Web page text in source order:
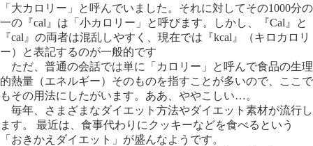
「大カロリー」と呼んでいました。それに対してその1000分の
一の『cal』は「小カロリー」と呼びます。しかし、『Cal』と
『cal』の両者は混乱しやすく、現在では『kcal』（キロカロリ
ー）と表記するのが一般的です
ただ、普通の会話では単に「カロリー」と呼んで食品の生理
的熱量（エネルギー）そのものを指すことが多いので、ここで
もその用法にしたがいます。ああ、ややこしい…。
毎年、さまざまなダイエット方法やダイエット素材が流行し
ます。 最近は、食事代わりにクッキーなどを食べるという
「おきかえダイエット」が盛んなようです。